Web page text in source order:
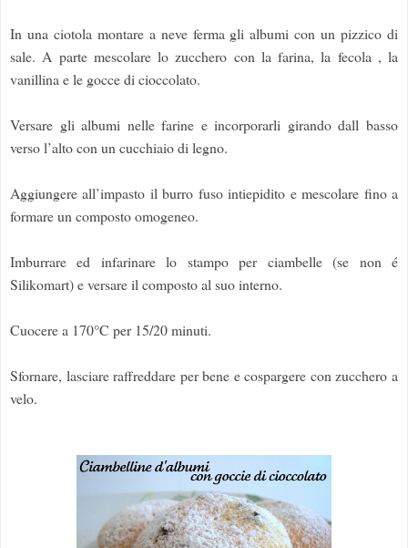
In una ciotola montare a neve ferma gli albumi con un pizzico di
sale. A parte mescolare lo zucchero con la farina, la fecola , la
vanillina e le gocce di cioccolato.
Versare gli albumi nelle farine e incorporarli girando dall basso
verso l’alto con un cucchiaio di legno.
Aggiungere all’impasto il burro fuso intiepidito e mescolare fino a
formare un composto omogeneo.
Imburrare ed infarinare lo stampo per ciambelle (se non é
Silikomart) e versare il composto al suo interno.
Cuocere a 170°C per 15/20 minuti.
Sfornare, lasciare raffreddare per bene e cospargere con zucchero a
velo.